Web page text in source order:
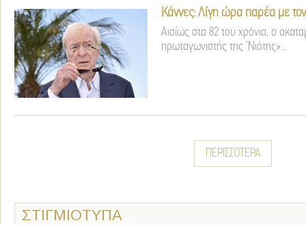
Κάννες: Λίγη ώρα παρέα με
Αισίως στα 82 του χρόνια, ο
πρωταγωνιστής της 'Νιότης»...
ΠΕΡΙΣΣΟΤΕΡΑ
ΣΤΙΓΜΙΟΤΥΠΑ